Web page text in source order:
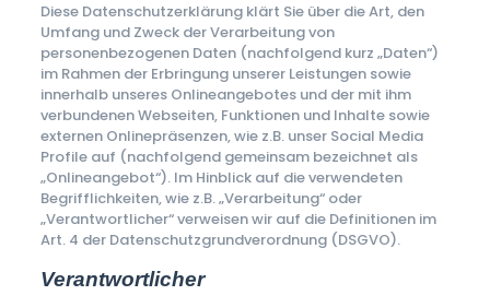
Diese Datenschutzerklärung klärt Sie über die Art, den
Umfang und Zweck der Verarbeitung von
personenbezogenen Daten (nachfolgend kurz „Daten“)
im Rahmen der Erbringung unserer Leistungen sowie
innerhalb unseres Onlineangebotes und der mit ihm
verbundenen Webseiten, Funktionen und Inhalte sowie
externen Onlinepräsenzen, wie z.B. unser Social Media
Profile auf (nachfolgend gemeinsam bezeichnet als
„Onlineangebot“). Im Hinblick auf die verwendeten
Begrifflichkeiten, wie z.B. „Verarbeitung“ oder
„Verantwortlicher“ verweisen wir auf die Definitionen im
Art. 4 der Datenschutzgrundverordnung (DSGVO).
Verantwortlicher